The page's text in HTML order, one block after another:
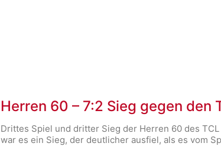
Herren 60 – 7:2 Sieg gegen den
Drittes Spiel und dritter Sieg der Herren 60 des
war es ein Sieg, der deutlicher ausfiel, als es vom